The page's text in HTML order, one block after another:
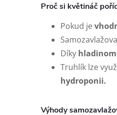
Proč si květináč
Pokud je
Díky
Truhlík lze
hydroponii.
Výhody